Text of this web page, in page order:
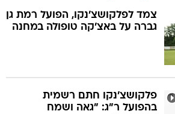
צמד לפלקושצ'נקו, הפועל רמת גן
גברה על באצ'קה טופולה במחנה
פלקושצ'נקו חתם רשמית
בהפועל ר"ג: "גאה ושמח